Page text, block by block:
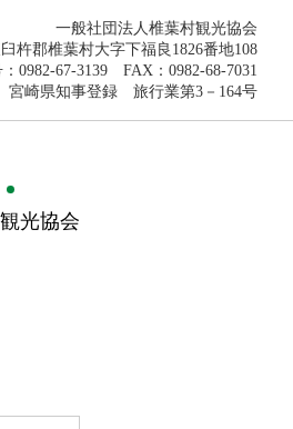
一般社団法人椎葉村観光協会
杵郡椎葉村大字下福良1826番地108
0982-67-3139 FAX：0982-68-7031
宮崎県知事登録 旅行業第3－164号
光協会